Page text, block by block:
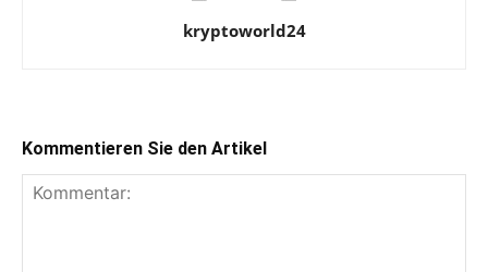
kryptoworld24
Kommentieren Sie den Artikel